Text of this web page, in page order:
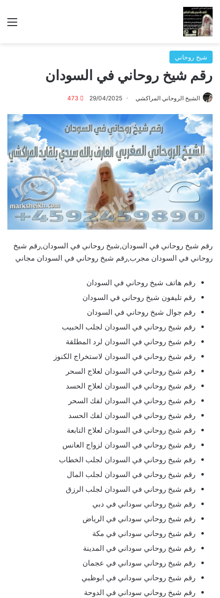
شيخ روحاني
رقم شيخ روحاني في السودان
الشيخ الروحاني المراكشي 29/04/2025
473
رقم شيخ روحاني في السودان,شيخ روحاني في السودان,رقم شيخ
روحاني في السودان مجرب,رقم شيخ روحاني في السودان مجاني
رقم هاتف شيخ روحاني في السودان
رقم تليفون شيخ روحاني في السودان
رقم جوال شيخ روحاني في السودان
رقم شيخ روحاني في السودان لجلب الحبيب
رقم شيخ روحاني في السودان لرد المطلقة
رقم شيخ روحاني في السودان لاستخراج الكنوز
رقم شيخ روحاني في السودان لعلاج السحر
رقم شيخ روحاني في السودان لعلاج الحسد
رقم شيخ روحاني في السودان لفك السحر
رقم شيخ روحاني في السودان لفك الحسد
رقم شيخ روحاني في السودان لعلاج التابعة
رقم شيخ روحاني في السودان لزواج العانس
رقم شيخ روحاني في السودان لجلب الخطاب
رقم شيخ روحاني في السودان لجلب المال
رقم شيخ روحاني في السودان لجلب الرزق
رقم شيخ روحاني سوداني في دبي
رقم شيخ روحاني سوداني في الرياض
رقم شيخ روحاني سوداني في مكة
رقم شيخ روحاني سوداني في المدينة
رقم شيخ روحاني سوداني في عجمان
رقم شيخ روحاني سوداني في ابوظبي
رقم شيخ روحاني سوداني في الدوحة